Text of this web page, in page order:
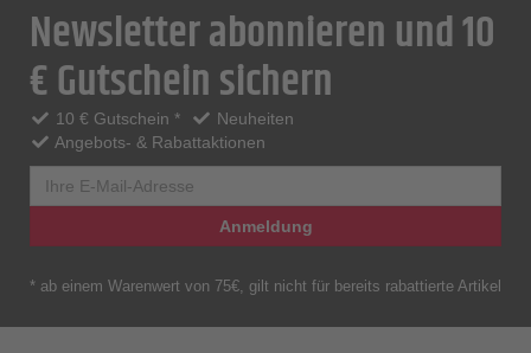
Newsletter abonnieren und 10
€ Gutschein sichern
10 € Gutschein *
Neuheiten
Angebots- & Rabattaktionen
Anmeldung
* ab einem Warenwert von 75€, gilt nicht für bereits rabattierte Artikel